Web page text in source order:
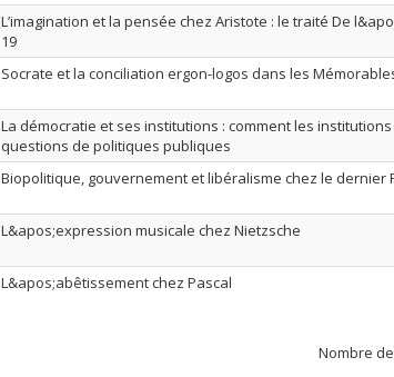
L’imagination et la pensée chez Aristote : le traité De
19
Socrate et la conciliation ergon-logos dans les
La démocratie et ses institutions : comment les
questions de politiques publiques
Biopolitique, gouvernement et libéralisme chez le dernier
L&apos;expression musicale chez Nietzsche
L&apos;abêtissement chez Pascal
Nombre